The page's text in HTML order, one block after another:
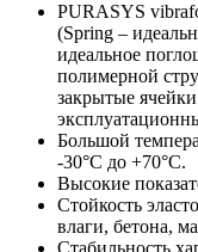
PURASYS
(Spring –
идеальное
полимерной
закрытые
Большой
-30°C до +70°C.
Высокие
Стойкость
влаги, бетона,